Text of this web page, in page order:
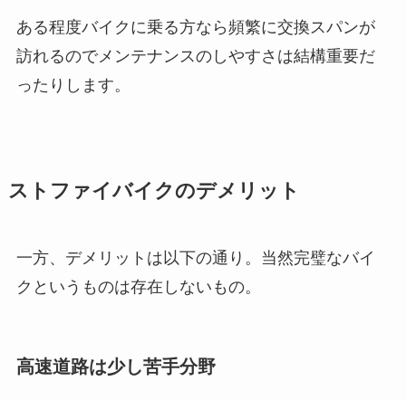
ある程度バイクに乗る方なら頻繁に交換スパンが
訪れるのでメンテナンスのしやすさは結構重要だ
ったりします。
ストファイバイクのデメリット
一方、デメリットは以下の通り。当然完璧なバイ
クというものは存在しないもの。
高速道路は少し苦手分野